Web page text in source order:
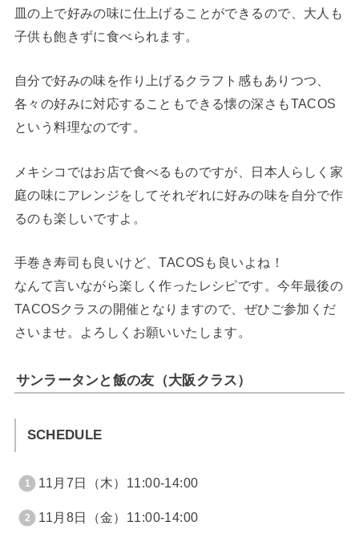
皿の上で好みの味に仕上げることができるので、大人も
子供も飽きずに食べられます。
自分で好みの味を作り上げるクラフト感もありつつ、
各々の好みに対応することもできる懐の深さもTACOS
という料理なのです。
メキシコではお店で食べるものですが、日本人らしく家
庭の味にアレンジをしてそれぞれに好みの味を自分で作
るのも楽しいですよ。
手巻き寿司も良いけど、TACOSも良いよね！
なんて言いながら楽しく作ったレシピです。今年最後の
TACOSクラスの開催となりますので、ぜひご参加くだ
さいませ。よろしくお願いいたします。
サンラータンと飯の友（大阪クラス）
SCHEDULE
11月7日（木）11:00-14:00
11月8日（金）11:00-14:00